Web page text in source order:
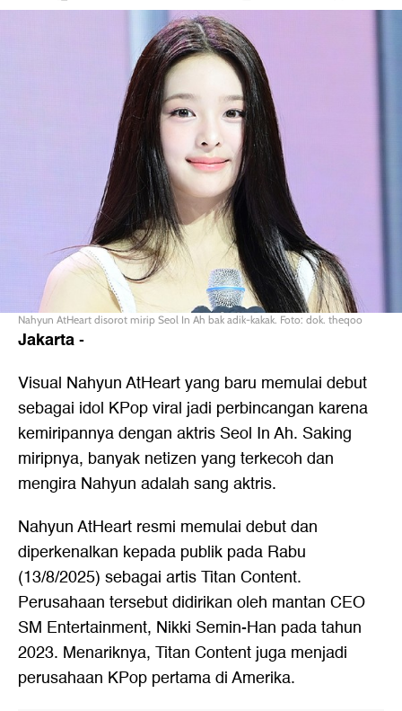
Nahyun AtHeart disorot mirip Seol In Ah bak adik-kakak. Foto: dok. theqoo
Jakarta-
Visual Nahyun AtHeart yang baru memulai debut
sebagai idol KPop viral jadi perbincangan karena
kemiripannya dengan aktris Seol In Ah. Saking
miripnya, banyak netizen yang terkecoh dan
mengira Nahyun adalah sang aktris.
Nahyun AtHeart resmi memulai debut dan
diperkenalkan kepada publik pada Rabu
(13/8/2025) sebagai artis Titan Content.
Perusahaan tersebut didirikan oleh mantan CEO
SM Entertainment, Nikki Semin-Han pada tahun
2023. Menariknya, Titan Content juga menjadi
perusahaan KPop pertama di Amerika.